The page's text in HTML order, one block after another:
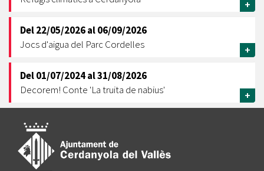
+
Del22/05/2026al06/09/2026
Jocs d'aigua del Parc Cordelles
+
Del01/07/2024al31/08/2026
Decorem! Conte 'La truita de nabius'
+